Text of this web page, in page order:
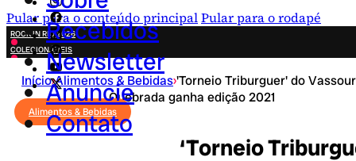
Pular para o conteúdo principalPular para o rodapé
Recebidos
Newsletter
Anuncie
Contato
ROCK IN RIO 2026
COLECIONÁVEIS
FESTA JUNINA
NOVIDADES
CAMPANHAS CRIATIVAS
Início›Alimentos & Bebidas›'Torneio Triburguer' do
Quebrada ganha edição 2021
Alimentos & Bebidas
‘Torneio